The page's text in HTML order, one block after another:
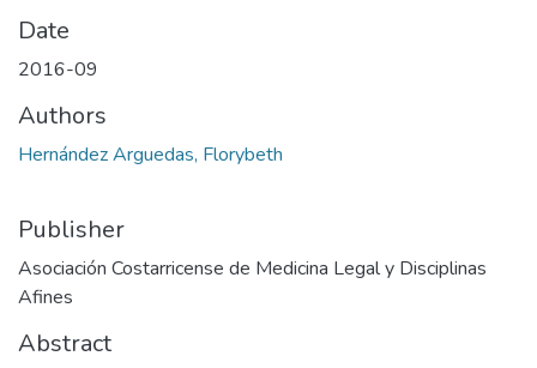
Date
2016-09
Authors
Hernández Arguedas, Florybeth
Publisher
Asociación Costarricense de Medicina Legal y Disciplinas
Afines
Abstract